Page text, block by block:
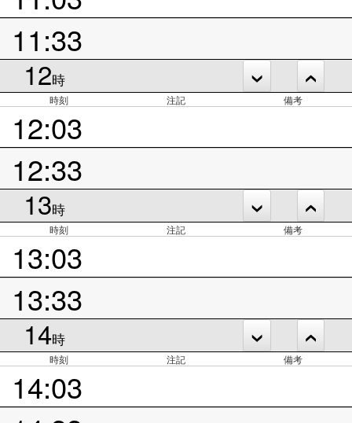
11:33
12時
時刻 注記 備考
12:03
12:33
13時
時刻 注記 備考
13:03
13:33
14時
時刻 注記 備考
14:03